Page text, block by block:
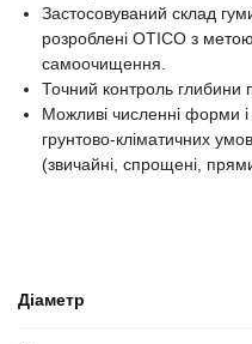
Застосовуваний склад
розроблені OTICO з
самоочищення.
Точний контроль глибини
Можливі численні форми і
грунтово-кліматичних
(звичайні, спрощені,
Діаметр